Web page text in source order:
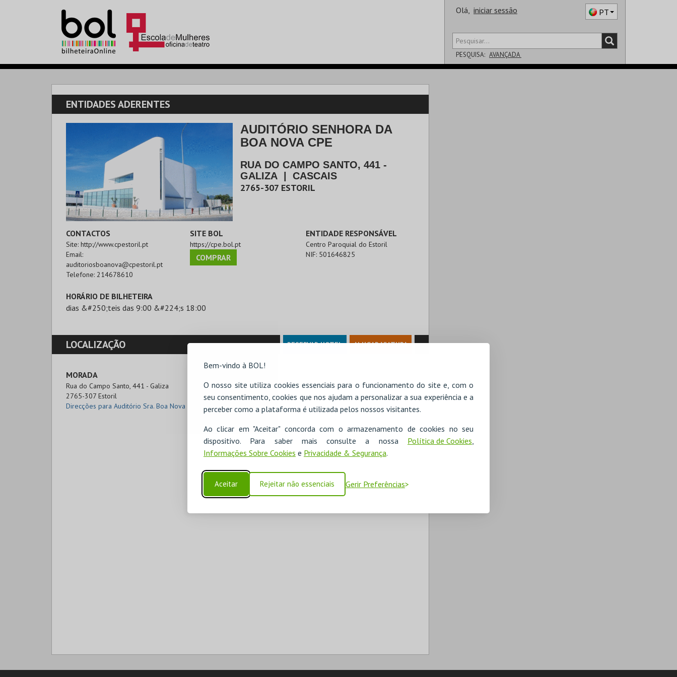
Bem-vindo à BOL!
O nosso site utiliza cookies essenciais para o funcionamento do site e, com o
seu consentimento, cookies que nos ajudam a personalizar a sua experiência e a
perceber como a plataforma é utilizada pelos nossos visitantes.
Ao clicar em "Aceitar" concorda com o armazenamento de cookies no seu
dispositivo. Para saber mais consulte a nossa Política de Cookies,
Informações Sobre Cookies e Privacidade & Segurança.
Aceitar Rejeitar não essenciais Gerir Preferências
Olá, iniciar sessão PT
PESQUISA: AVANÇADA
ENTIDADES ADERENTES
AUDITÓRIO SENHORA DA
BOA NOVA CPE
RUA DO CAMPO SANTO, 441 -
GALIZA
CASCAIS
2765-307 ESTORIL
CONTACTOS
Site: http://www.cpestoril.pt
Email:
auditoriosboanova@cpestoril.pt
Telefone: 214678610
SITE BOL
https://cpe.bol.pt
COMPRAR
ENTIDADE RESPONSÁVEL
Centro Paroquial do Estoril
NIF: 501646825
HORÁRIO DE BILHETEIRA
dias &#250;teis das 9:00 &#224;s 18:00
LOCALIZAÇÃO RESERVAR HOTEL ALUGAR VIATURA
MORADA
Rua do Campo Santo, 441 - Galiza
2765-307 Estoril
Direcções para Auditório Sra. Boa Nova